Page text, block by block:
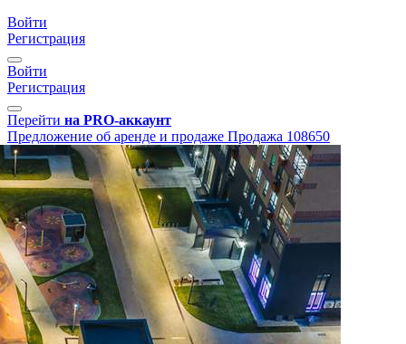
Войти
Регистрация
Войти
Регистрация
Перейти на PRO-аккаунт
Предложение об аренде и продаже Продажа 108650